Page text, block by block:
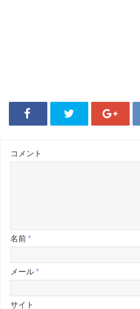
コメント
名前 *
メール *
サイト